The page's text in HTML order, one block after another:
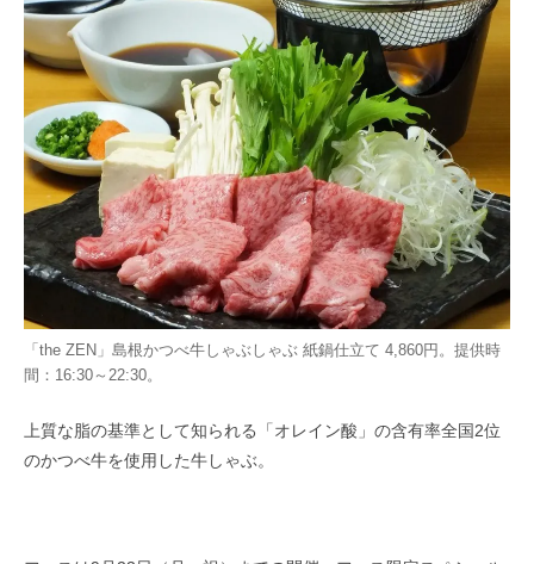
「the ZEN」島根かつべ牛しゃぶしゃぶ 紙鍋仕立て 4,860円。提供時
間：16:30～22:30。
上質な脂の基準として知られる「オレイン酸」の含有率全国2位
のかつべ牛を使用した牛しゃぶ。